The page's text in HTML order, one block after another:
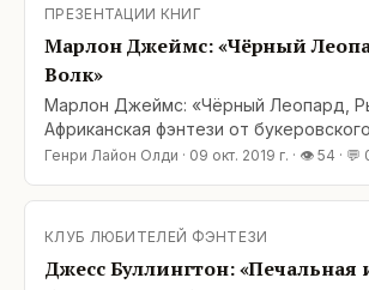
ни зловещих Чёрных Властелинов, ни
Света в сияющих доспехах, и даже у
ПРЕЗЕНТАЦИИ КНИГ
Марлон Джеймс: «Чёрный
Волк»
Марлон Джеймс: «Чёрный Леопард,
Африканская фэнтези от
выходца с Ямайки Марлона Джеймса
непохожей на привычные нам
литературного направления. Здесь
ни зловещих Чёрных Властелинов, ни
Света в сияющих доспехах, и даже у
Генри Лайон Олди · 09 окт. 2019 г. · 👁 54 · 💬
КЛУБ ЛЮБИТЕЛЕЙ ФЭНТЕЗИ
Джесс Буллингтон: «Печальная